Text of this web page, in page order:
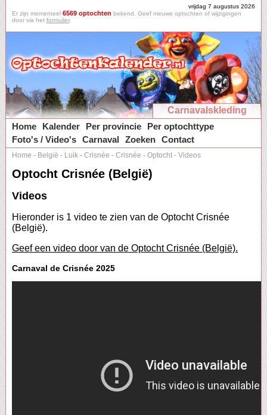
vrijdag 7 augustus 2026
Er zijn momenteel 6569 optochten bekend. Geef nieuwe optochten of wijzigingen
door via het formulier.
Carnavalskleding
Home
Kalender Per provincie
Per optochttype
Foto's / Video's Carnaval Zoeken Contact
Home - België - Luik - Crisnée - Crisnée - Optocht - Videos
Optocht Crisnée (België)
Videos
Hieronder is 1 video te zien van de Optocht Crisnée
(België).
Geef een video door van de Optocht Crisnée (België).
Carnaval de Crisnée 2025